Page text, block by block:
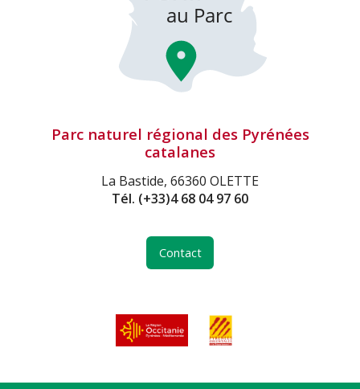
Parc naturel régional des Pyrénées
catalanes
La Bastide, 66360 OLETTE
Tél. (+33)4 68 04 97 60
Contact